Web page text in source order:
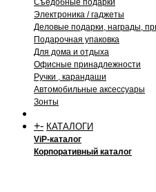
Съедобные подарки
Электроника / гаджеты
Деловые подарки, награды,
Подарочная упаковка
Для дома и отдыха
Офисные принадлежности
Ручки , карандаши
Автомобильные аксессуары
Зонты
+- КАТАЛОГИ
ViP-каталог
Корпоративный каталог